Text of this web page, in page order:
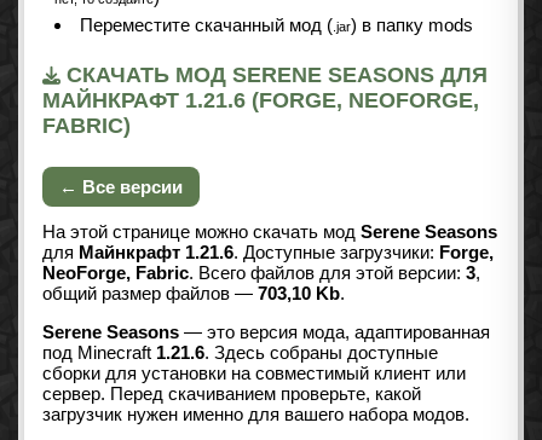
Переместите скачанный мод ( .jar) в папку mods
СКАЧАТЬ МОД SERENE SEASONS ДЛЯ
МАЙНКРАФТ 1.21.6 (FORGE, NEOFORGE,
FABRIC)
← Все версии
На этой странице можно скачать мод Serene Seasons
для Майнкрафт 1.21.6. Доступные загрузчики: Forge,
NeoForge, Fabric. Всего файлов для этой версии: 3,
общий размер файлов — 703,10 Kb.
Serene Seasons — это версия мода, адаптированная
под Minecraft 1.21.6. Здесь собраны доступные
сборки для установки на совместимый клиент или
сервер. Перед скачиванием проверьте, какой
загрузчик нужен именно для вашего набора модов.